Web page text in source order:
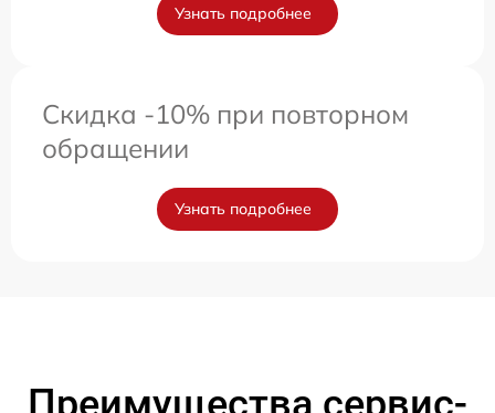
Узнать подробнее
Скидка -10% при повторном
обращении
Узнать подробнее
Преимущества сервис-